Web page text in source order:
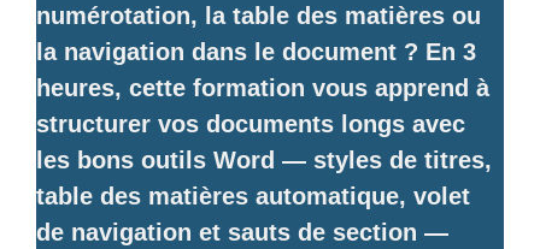
numérotation, la table des matières ou
la navigation dans le document ? En 3
heures, cette formation vous apprend à
structurer vos documents longs avec
les bons outils Word — styles de titres,
table des matières automatique, volet
de navigation et sauts de section —